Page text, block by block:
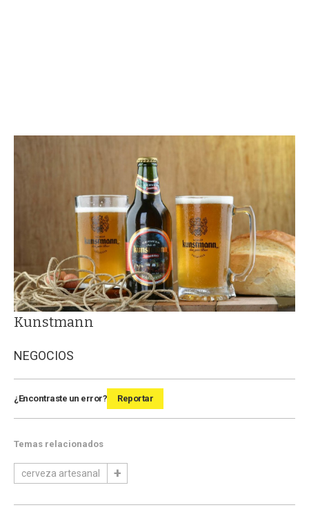
Kunstmann
NEGOCIOS
¿Encontraste un error? Reportar
Temas relacionados
cerveza artesanal